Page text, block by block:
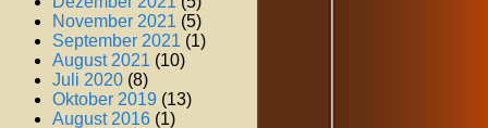
November 2021 (5)
September 2021 (1)
August 2021 (10)
Juli 2020 (8)
Oktober 2019 (13)
August 2016 (1)